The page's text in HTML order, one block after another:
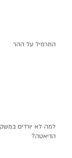
התרמיל על ההר
למה לא יורדים
הדיאטה?